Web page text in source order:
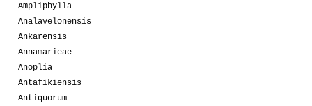
Ampliphylla
Analavelonensis
Ankarensis
Annamarieae
Anoplia
Antafikiensis
Antiquorum